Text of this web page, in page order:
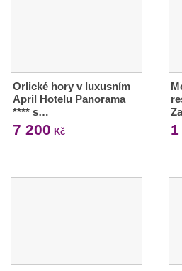
Orlické hory v luxusním
April Hotelu Panorama
**** s…
7 200 Kč